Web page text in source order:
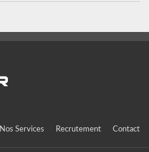
Nos Services Recrutement Contact